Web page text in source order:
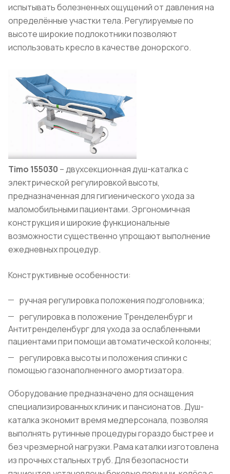
испытывать болезненных ощущений от давления на
определённые участки тела. Регулируемые по
высоте широкие подлокотники позволяют
использовать кресло в качестве донорского.
Timo 155030 – двухсекционная душ-каталка с
электрической регулировкой высоты,
предназначенная для гигиенического ухода за
маломобильными пациентами. Эргономичная
конструкция и широкие функциональные
возможности существенно упрощают выполнение
ежедневных процедур.
Конструктивные особенности:
ручная регулировка положения подголовника;
регулировка в положение Тренделенбург и
Антитренделенбург для ухода за ослабленными
пациентами при помощи автоматической колонны;
регулировка высоты и положения спинки с
помощью газонаполненного амортизатора.
Оборудование предназначено для оснащения
специализированных клиник и пансионатов. Душ-
каталка экономит время медперсонала, позволяя
выполнять рутинные процедуры гораздо быстрее и
без чрезмерной нагрузки. Рама каталки изготовлена
из прочных стальных труб. Для безопасности